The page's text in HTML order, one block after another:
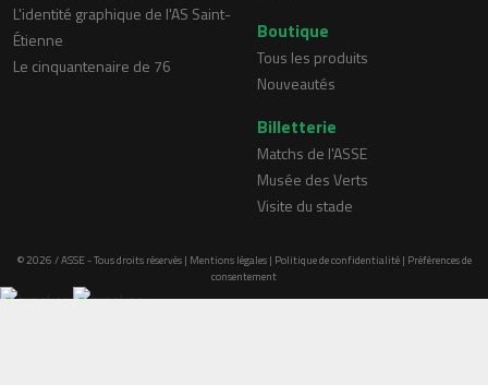
L'identité graphique de l'AS Saint-
Étienne
Le cinquantenaire de 76
Boutique
Tous les produits
Nouveautés
Billetterie
Matchs de l'ASSE
Musée des Verts
Visite du stade
© 2026 / ASSE - Tous droits réservés | Mentions légales| Politique de confidentialité| Préférences de
consentement